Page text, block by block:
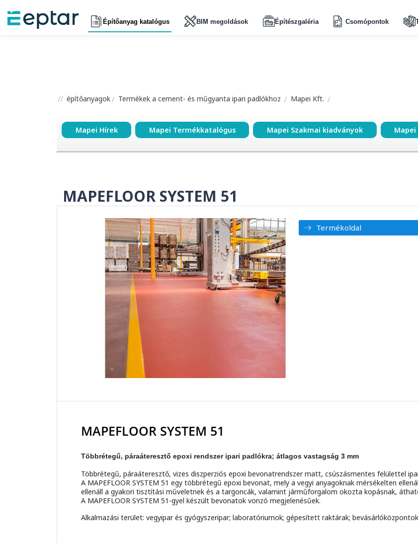
Építőanyag katalógus BIM megoldások Építészgaléria Csomópontok
építőanyagok Termékek a cement- és műgyanta ipari padlókhoz Mapei Kft.
Mapei Hírek Mapei Termékkatalógus Mapei Szakmai kiadványok Mapei
MAPEFLOOR SYSTEM 51
Termékoldal
MAPEFLOOR SYSTEM 51
Többrétegű, páraáteresztő epoxi rendszer ipari padlókra; átlagos vastagság 3 mm
Többrétegű, páraáteresztő, vizes diszperziós epoxi bevonatrendszer matt, csúszásmentes felülettel
A MAPEFLOOR SYSTEM 51 egy többrétegű epoxi bevonat, mely a vegyi anyagoknak mérsékelten
ellenáll a gyakori tisztítási műveletnek és a targoncák, valamint járműforgalom okozta kopásnak,
A MAPEFLOOR SYSTEM 51-gyel készült bevonatok vonzó megjelenésűek.
Alkalmazási terület: vegyipar és gyógyszeripar; laboratóriumok; gépesített raktárak;